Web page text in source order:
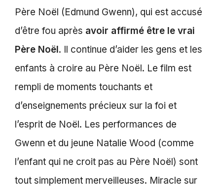
Père Noël (Edmund Gwenn), qui est accusé
d’être fou après avoir affirmé être le vrai
Père Noël. Il continue d’aider les gens et les
enfants à croire au Père Noël. Le film est
rempli de moments touchants et
d’enseignements précieux sur la foi et
l’esprit de Noël. Les performances de
Gwenn et du jeune Natalie Wood (comme
l’enfant qui ne croit pas au Père Noël) sont
tout simplement merveilleuses. Miracle sur